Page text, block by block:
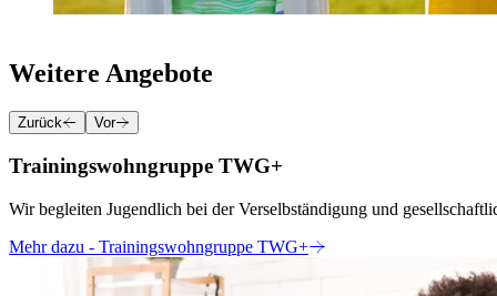
Weitere Angebote
Zurück Vor
Trainingswohngruppe TWG+
Wir begleiten Jugendlich bei der Verselbständigung und
Mehr dazu - Trainingswohngruppe TWG+